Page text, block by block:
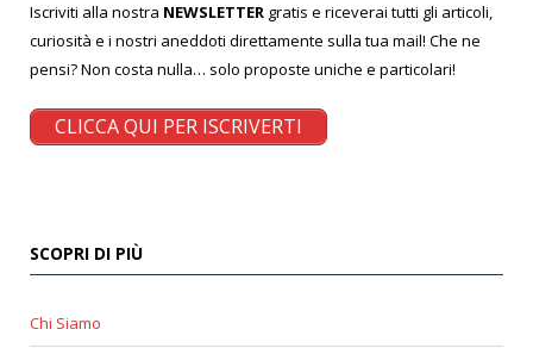
Iscriviti alla nostra NEWSLETTER gratis e riceverai tutti gli articoli,
curiosità e i nostri aneddoti direttamente sulla tua mail! Che ne
pensi? Non costa nulla… solo proposte uniche e particolari!
CLICCA QUI PER ISCRIVERTI
SCOPRI DI PIÙ
Chi Siamo